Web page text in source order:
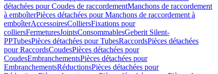
détachées pour Coudes de raccordementManchons de raccordement
à emboîterPièces détachées pour Manchons de raccordement à
emboîterAccessoiresColliersFixations pour
colliersFermeturesJointsConsommablesGeberit Silent-
PPTubesPièces détachées pour TubesRaccordsPièces détachées
pour RaccordsCoudesPièces détachées pour
CoudesEmbranchementsPièces détachées pour
EmbranchementsRéductionsPièces détachées pour